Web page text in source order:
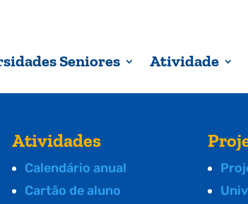
Seniores Atividade
Atividades
Calendário anual
Cartão de aluno